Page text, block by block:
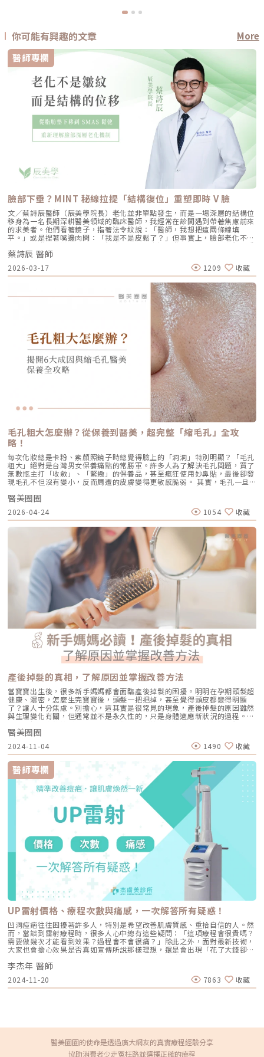
你可能有興趣的文章
More
醫師專欄
臉部下垂？MINT 秘線拉提「結構復位」重塑即時 V 臉
文／蔡詩辰醫師（辰美學院長）老化並非單點發生，而是一場深層的結構位
移身為一名長期深耕醫美領域的臨床醫師，我經常在診間遇到帶著焦慮前來
的求美者。他們看著鏡子，指著法令紋說：「醫師，我想把這兩條線填
平。」或是捏著嘴邊肉問：「我是不是皮鬆了？」但事實上，臉部老化不是
一夕之間發生的變化，而是一個由內而外、由深而淺的連鎖反應。我們常看
到的輪廓線模糊、蘋果肌下垂，其實只是冰山一角。在表層皮膚之下，更關
鍵的是深層支撐結構逐漸失去了固定力。這包含脂肪墊的向下位移、SMAS
筋膜層的鬆弛，甚至連骨骼框架都會隨著時間吸收微縮。當這些深層的「鋼
筋地基」開始傾斜，單純依靠電波或音波這種「緊實皮膚」或「容積加熱」
的療程，有時會顯得力不從心。這時，我們就需要更精準、更有力的工具來
介入，而「秘線拉提（MINT Lift）」正是透過物理性的結構支撐，將位移的
組織送回它原本該在的位置。MINT 秘線的科學基礎：醫療級的安全承諾在
談論效果之前，我始終認為「安全性」是醫療的底線。許多愛美的人聽到
「埋線」會擔心線材是否會留在體內一輩子？是否會產生排斥？秘線拉提
（MINT Lift）使用的核心材質是 PDO（Polydioxanone，聚對二氧環己
酮）。這並不是什麼神祕的新東西，而是在外科手術中已安全使用數十年的
醫療縫線材質。它具備極佳的生物相容性，植入體內後會隨時間被自然分解
吸收。更重要的是，MINT 線材擁有美國 FDA、台灣 TFDA 以及全球超過
40 個國家的醫療器材核准。對醫師而言，這些國際認證代表每一根進入患
者皮膚的線材，都有著高度穩定的品質控管。在辰美學，我們選擇 MINT 的
原因很簡單：在追求美麗的路上，穩定性比話題性更重要。關鍵技術解析：
為什麼「360° 立體壓模」是線材界的進化？在過去，傳統的拉提線材多採
用「切割」方式製造倒鉤。想像一根吸管，如果你用刀在上面削出缺口來當
作倒鉤，雖然有了抓地力，但吸管本身變薄了，結構也就脆弱了。這就是為
什麼早期埋線容易發生「斷裂」或「線頭滑落」的原因。MINT 秘線採取的
則是專利「壓模（Press Molding）」成型技術。 這種技術不是破壞線體，
而是在完整的線身上，一體成型地壓印出立體倒鉤。這樣的製程保留了線身
最完整的強韌度。根據原廠實驗數據，MINT 的抗張強度與拉提力可達傳統
切割線材的 4 倍。此外，它的倒鉤設計是 360° 立體螺旋分布。這代表當線
材進入皮下組織後，能像「螺旋」一樣，多維度緊緊抓取周圍組織，讓拉提
力平均分散，不再集中於單一點。這提升了固定力的穩定度，也讓術後的臉
部線條更加平滑流暢，減少了局部凹陷的風險。醫師的臨床藝術：層次決定
美感，而非線材數量很多人會問：「蔡醫師，我拉全臉要幾條線？」其實，
這是一個誤區。在臨床診斷中，我們追求的是「精準復位」，而非「數量多
寡」。層次的選擇很重要。 線材拉提的核心目標是 SMAS 筋膜層。如果埋
得太淺，皮膚表面容易產生勒痕或不平整；埋得太深，則可能觸及神經血管
或無法有效帶動組織。透過 MINT 豐富的規格，醫師可以像建築師一樣精確
規劃： FINE+ 與 FIX+： 負責中下臉的大面積地基重建，解決蘋果肌與法令
紋。 PETIT+： 則是進行細部修飾，精雕輪廓邊緣與微小的組織下垂。
EASY： 針對難搞的雙下巴與頸部，延長拉提曲線，找回消失的下顎線。當
線材精準植入後，它會立即提供物理性的支撐感。隨著線材在吸收的過程
中，會刺激周圍的組織啟動修復機制，產生自體膠原蛋白。這意味著，當線
材功成身退被吸收後，取而代之的是新生的結構支撐，讓拉提效果具備更長
期的續航力。客製化配置：因材施教的規格美學每個人的臉型都是獨一無二
的藝術品，因此不應有一套的公式。MINT 家族的多元化規格（從長達 42.4
cm 的 EASY 到鼻部專用的短線），讓我們在臨床操作上更有選擇的權利：
針對中下臉下垂： 我們常用FINE+ 進行拉提，並搭配強韌的FIX+ 進行固
定。 針對精緻鼻型： TIP+ 與 UP+ 是鼻部雕塑的好幫手，能協助鼻頭微
翹、縮窄鼻翼，提供穩定的結構支撐。 針對細節修飾： 比如嘴角下垂或輕
微的眼尾鬆弛，PETIT+ 的長度能做到精準的微調，讓美感更細膩。這樣應
用，讓醫師能針對您的老化程度、脂肪厚度、甚至是對術後表情自然度的要
求，進行多維度的設計。回歸真實的美，讓時間溫柔停留最後，我想對每一
位追求美的朋友說：醫美的目的不是為了把妳變成「另外一個人」，而是找
回那個更有精神、更自信的自己。秘線拉提並不是一項「線越多越好」的療
程。過度的拉提會造成僵硬感，變成災難。在辰美學，我們重視的透過專業
的術前評估，結合解剖學知識與醫師美感，讓每一條 MINT 線材都發揮它最
大的結構價值。老化是一定的，但我們可以選擇老得更優雅。讓秘線拉提成
為妳的支撐力，讓美麗在正確的層次上，自然綻放。秘線拉提常見問題深度
解答 (FAQ) 秘線拉提和手術拉皮有什麼差別？ 手術拉皮（Facelift）需要開
刀並切除多餘皮膚，適合重度下垂者；而秘線拉提屬於微創、非手術，透過
針孔入線，恢復期短，適合中輕度鬆弛並追求自然效果的族群。 施作後會
不會臉很腫或不能笑？ 術後會有輕微腫脹感（約 3-7 天），但只要避開過
大的表情動作（如大笑、張大口嚼硬物），正確操作下通常不會影響日常社
交與表情。 PDO 線材多久會吸收完？ 一般而言，PDO 材質約在 6-9 個月
左右會被完全代謝，但其引發的膠原蛋白支撐效果與組織復位感可維持 12-
18 個月，視個人體質而定。 做完電波還可以做埋線嗎？ 這就是我們常說的
「複合式治療」。電波負責收緊表層鬆散與提升膚質，秘線負責深層結構提
拉，兩者相輔相成，效果更持久。 哪些人適合秘線拉提？ 中下臉鬆弛、輪
廓線模糊、蘋果肌下垂導致法令紋明顯、嘴邊肉困擾者。若曾接受過電音波
但希望拉提感更明顯，秘線拉提是非常理想的進階選擇。
蔡詩辰 醫師
2026-03-17 1209 收藏
毛孔粗大怎麼辦？從保養到醫美，超完整「縮毛孔」全攻
略！
每次化妝總是卡粉、素顏照鏡子時總覺得臉上的「洞洞」特別明顯？「毛孔
粗大」絕對是台灣男女保養痛點的常勝軍。許多人為了解決毛孔問題，買了
無數瓶主打「收斂」、「緊緻」的保養品，甚至瘋狂使用妙鼻貼，最後卻發
現毛孔不但沒有變小，反而周遭的皮膚變得更敏感脆弱。 其實，毛孔一旦
被撐大，就像是被撐鬆的橡皮筋，光靠日常塗抹保養品是很難「完全逆轉」
的。想要有效改善毛孔粗大，我們必須先搞懂你的毛孔是哪一種「型」，才
能對症下藥！這篇文章將帶你從日常保養到專業醫美療程，全面拯救毛孔粗
大的終極對策。為什麼我的毛孔會變大？揭開毛孔粗大的 6大元兇在探討怎
麼解決之前，我們得先抓出讓毛孔變大的罪魁禍首。毛孔粗大絕對不是單一
原因造成的，通常是以下幾個因素交織而成的結果：1. 【油脂型毛孔】：中
東油田的擴建工程毛孔是皮脂排出的主要通道。當你的皮脂腺天生比較發
達，或是受到氣溫升高、荷爾蒙波動、常吃高油高糖食物影響，導致出油量
大增時，通道就會被迫「擴建」來排出這些大量油脂。2. 【角質型毛孔】：
通道堵塞引發的連鎖反應健康的肌膚會自然代謝老廢角質，但如果代謝異
常，這些廢棄角質就會和皮脂、空氣中的髒污混合在一起，死死地堵塞在毛
孔開口。久而久之，毛孔就像被塞了軟木塞一樣，被越撐越大。3. 【老化型
毛孔】：膠原蛋白流失的初老警報真皮層中的「膠原蛋白」和「彈力蛋白」
就像是撐起毛孔的堅固地基。隨著年齡增長，或是長期不防曬導致的「光老
化」，地基流失、失去支撐力，毛孔邊緣的肌膚就會順著地心引力往下垂。
4. 【缺水型毛孔】：肌膚乾旱造成的表面危機這點常被許多人忽略！當角質
層極度缺水時，毛孔周圍的表皮細胞會像失去水分的蘋果一樣乾癟、萎縮，
無法飽滿排列。在細胞與細胞之間的縫隙變大之下，視覺上毛孔就顯得非常
明顯。5. 【疤痕型毛孔】：手癢硬擠留下的歷史遺跡嚴格來說這已經是「痘
疤」的範疇。過去長了嚴重的發炎性青春痘，或是手癢過度暴力擠壓，導致
真皮層組織嚴重受損。在傷口修復的過程中產生了纖維化拉扯，最終形成不
可逆的凹洞。6. 【蟎蟲型毛孔】：隱形的微小房客在作怪我們的臉上本來就
有共生的「蠕形蟎蟲」，但當免疫力下降、皮脂分泌失衡，或是過度清潔破
壞皮脂膜時，蟎蟲就會大量異常繁殖。牠們會啃食皮脂、進出毛囊，蟲體的
排泄物與屍體會引發毛囊發炎，進而把毛孔撐大。如何從日常居家保養穩住
毛孔不失控？雖然保養品無法讓已經擴大的毛孔完全「縮回」，但正確的居
家保養，能幫助控制毛孔不再進一步擴張，並改善整體膚質的平滑度。1. 溫
和清潔，不過度刺激：選擇胺基酸系等溫和潔顏產品，一天清潔 1～2 次即
可。避免頻繁使用磨砂或強力去角質產品，以減少對皮膚屏障的刺激。2. 適
度使用酸類，幫助代謝角質：對於油脂分泌較旺或粉刺型毛孔，可在醫師或
專業建議下使用酸類保養品： 水楊酸（BHA）：脂溶性，能深入毛孔幫助
油脂代謝，常用於黑頭與粉刺調理。 果酸（AHA，如甘醇酸、乳酸）：主要
作用於表層角質更新，改善肌膚粗糙。 杏仁酸：屬於果酸的一種但兼具親
脂特性，屬較溫和的酸類選擇。3. 抗老成分 A醇（Retinol）：A醇是目前研
究較完整的抗老成分之一，可促進表皮更新，並間接支持膠原蛋白生成，對
於老化型毛孔與膚質粗糙有一定幫助。但 A醇具有刺激性，建議採取低濃
度、循序漸進方式建立耐受。4. 防曬是關鍵保護：紫外線是造成膠原蛋白流
失與肌膚老化的重要因素之一。長期日曬會加速毛孔鬆弛，因此無論晴雨都
應確實做好防曬（塗抹防曬乳或物理性遮蔽）。醫美療程如何精準對抗毛孔
粗大？如果你期待的是肉眼可見的改善幅度，相比起日常保養，專業的醫美
療程通常會是更直接且具效率的選擇之一。隨著醫美科技的不斷進步，針對
不同成因的毛孔問題都有相對應的解方！1. 溫和深層清潔：海菲秀
（HydraFacial）原理：屬於非侵入性的保養。利用專利的負壓水渦流技
術，溫和無痛地吸出毛孔深層的黑頭、白頭粉刺與多餘皮脂，同時導入高濃
度的保濕與抗氧化精華。適合誰：出油粉刺型毛孔、怕痛不敢打雷射、想作
為重要活動前的急救保養者。效果與特色：做完當下皮膚立刻感受到「會呼
吸」的潔淨感，毛孔因為髒污被清空並喝飽水，視覺上會立刻變得細緻，且
無恢復期。2. 光電雷射：皮秒雷射（搭配特殊透鏡）原理：皮秒雷射
（Pico Laser）是目前詢問度最高的縮毛孔療程。核心在於加上了「蜂巢透
鏡」或「聚焦透鏡」。這能在不破壞表皮的情況下，將雷射光束匯聚，在真
皮層產生「空泡效應（LIOB）」。這就像是在皮膚深層進行微小的破壞，
藉此喚醒肌膚的自癒機制，大量刺激膠原蛋白與彈力纖維新生，進而把毛孔
周圍的凹陷給「撐」起來。適合誰：輕中度的老化型毛孔、輕微淺層痘疤、
想同時改善膚色不均與暗沉的人。效果與特色：熱傷害小，術後通常只會紅
腫1~3天，幾乎不影響日常生活。是目前 CP 值極高的定期保養型雷射。3.
重度凹洞救星：UP雷射原理：如果是屬於嚴重的「疤痕/凹洞型毛孔」，皮
秒雷射可能不夠力，這時候就需要汽化型雷射上場。例如 UP雷射
（UltraPulse），它能將能量精準且極深地打入真皮層甚至皮下組織，切斷
硬化的纖維化疤痕組織，進行深層的肌膚重建。適合誰：嚴重的冰鑿型痘
疤、嚴重凹洞型毛孔粗大。效果與特色：效果非常強大且顯著，但相對的
「破壞力」也強。術後會有明顯的點狀結痂、流組織液，恢復期較長（約需
的物理性破壞與電波熱能，還能破壞過度活躍的皮脂腺（改善出油型毛
者、想全面提升膚質緊緻度的人。效果與特色：因為熱能在皮膚深層釋放，
表皮的熱傷害極小，退紅快（通常隔天即可上妝）。對於膚質的「整體優
醫美圈圈
2026-04-24 1054 收藏
產後掉髮的真相，了解原因並掌握改善方法
當寶寶出生後，很多新手媽媽都會面臨產後掉髮的困擾。明明在孕期頭髮超
健康、濃密，怎麼生完寶寶後，頭髮一把把掉，甚至覺得頭皮都變得明顯
了？讓人十分焦慮。別擔心，這其實是很常見的現象，產後掉髮的原因雖然
與生理變化有關，但通常並不是永久性的，只是身體適應新狀況的過程。今
天就來解開產後掉髮的原因，並教你如何改善產後掉髮，輕鬆對抗這個小困
擾。產後掉髮怎麼辦？深入了解背後的原因很多新手媽媽在生產後會突然發
現頭髮變得稀疏，甚至開始明顯掉落，與懷孕期間的濃密髮量形成強烈對
比。這種產後掉髮其實是由於激素變化引起的自然調整現象，不必過於擔
心，身體正在慢慢回歸平衡。1. 荷爾蒙變化是主因懷孕期間，由於體內雌激
素大量增加，頭髮會停留在成長期，讓不少媽咪感覺髮量變得特別濃密。然
而，生產後隨著雌激素快速下降，毛囊進入休止期，讓孕期未掉的頭髮開始
大量脫落，造成產後掉髮現象。這種情況通常在產後3到6個月最為明顯，但
大多數人會在一年內恢復正常，屬於自然的生理反應，無需過度擔心。2. 壓
力與疲勞也是推手生產對媽媽而言，是身心雙重的巨大挑戰。加上產後頻繁
照顧新生兒，往往休息不足、壓力增加。壓力會加速頭皮的油脂分泌並影響
毛囊健康，導致掉髮情況加劇。所以，如果你覺得頭髮越來越少，試著找時
間放鬆一下，適度休息能夠幫助身體更快恢復。3. 營養不足會讓掉髮更明顯
產後身體需要充足的營養來修復和恢復健康，但許多媽媽在照顧寶寶的同
時，往往忽略了自身的營養需求。如果缺乏足夠的鐵質、鋅、蛋白質，掉髮
情況可能會更加嚴重。因此，平時要注意飲食均衡，必要時可以諮詢醫師，
補充適合的營養素。4. 迅速回到回到原本身材曲線大多數的媽媽們，都希望
產後能迅速回到產前的身材曲線。雖然大家都希望能迅速減重，但切勿依賴
藥物或極端節食等不健康的方法來達成目標。這些方式雖然可能短期內看似
有效，但實際上卻可能對身體造成嚴重的傷害。在急速減重的過程中，體內
的營養攝取不足，可能導致頭髮無法獲得所需的養分，進而出現大量掉髮的
情況。5. 產後焦慮症無論是產前還是產後的壓力與負面情緒，都可能促使身
體釋放壓力荷爾蒙，這會加速頭髮進入休止期。此外，媽媽若長期感到緊
張，頭皮的血液循環可能受到影響，讓掉髮問題更加嚴重。許多新手媽媽的
焦慮不僅來自於對新生兒的擔心，也包括對自身狀態的焦慮。新手媽媽必
看！如何改善產後掉髮？產後掉髮是許多新手媽媽常見的煩惱，通常在生產
後幾個月開始變得明顯。雖然這是雌激素變化造成的自然現象，但有些生活
習慣、護理技巧以及醫美療程可以幫助緩解掉髮情況。讓我們一起來看看如
何有效改善產後掉髮！1.醫美生髮療程在生髮療程的初期，通常會先從生髮
水開始。如果想要獲得更明顯的效果，可以諮詢皮膚專科醫師，是否適合進
一步的進階療程。包括INDIBA英特波、PRP頭皮注射、Tixel提可塑、LLLT
生髮雷射等。-INDIBA英特波：運用電容電阻技術，透過448kHz的專屬頻
率來促進身體細胞的離子交換。這種方法能有效促進細胞再生，並活化毛囊
並且能促進血管再生，進一步改善髮量和髮質。-LLLT生髮雷射：低能量光
波能促進毛囊內粒腺體生成ATP，為毛髮提供能量，促進生長。不同波長的
LLLT光波有不同效果：藍光平衡油脂，紅光提升能量供應，紅外光改善血液
循環。建議搭配居家生髮帽和定期進行診所的LLLT療程，以達到最佳的生髮
醫美圈圈
2024-11-04 1490 收藏
醫師專欄
UP雷射價格、療程次數與痛感，一次解答所有疑惑！
凹洞痘疤往往困擾著許多人，特別是希望改善肌膚質感、重拾自信的人。然
而，當談到雷射療程時，很多人心中總有這些疑問：「這項療程會很貴嗎？
需要做幾次才能看到效果？過程會不會很痛？」除此之外，面對最新技術，
大家也會擔心效果是否真如宣傳所說那樣理想，還是會出現「花了大錢卻收
效不大」的情況。UP雷射被視為治療凹洞痘疤的尖端科技，效果令人期
待，但不少人因為價格和痛感而猶豫不決。如何讓UP雷射治療更具CP值，
成為大家最佳理想的選擇呢？杰膚美診所—李杰年院長將帶您了解如何以最
合適的方式進行UP雷射，達到更理想的效果，同時降低負擔與不適感。UP
雷射價格真的有比較高嗎?在美容醫學中，UP雷射是目前修復凹洞痘疤最先
格是決定是否進行治療的最重要因素。不過，其實痘疤的治療方式應該根據
疤痕的類型來選擇，並不是只有價格決定效果。即便是同樣的飛梭雷射，不
李杰年 醫師
2024-11-20 7863 收藏
醫美圈圈的使命是透過廣大網友的真實療程經驗分享
協助消費者少走冤枉路並選擇正確的療程